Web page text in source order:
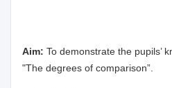
Aim: To demonstrate the pupils’
"The degrees of comparison”.